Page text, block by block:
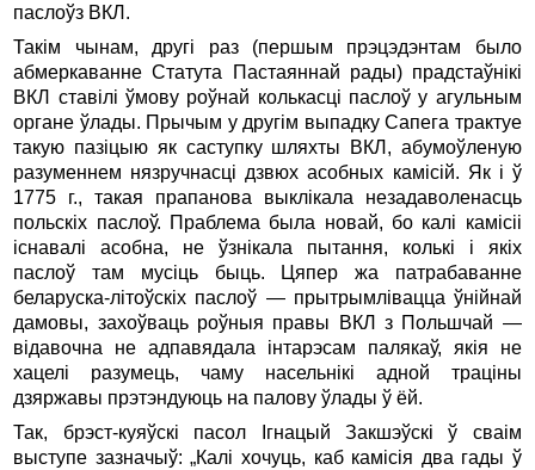
паслоўз ВКЛ.
Такім чынам, другі раз (першым прэцэдэнтам было
абмеркаванне Статута Пастаяннай рады) прадстаўнікі
ВКЛ ставілі ўмову роўнай колькасці паслоў у агульным
органе ўлады. Прычым у другім выпадку Сапега трактуе
такую пазіцыю як саступку шляхты ВКЛ, абумоўленую
разуменнем нязручнасці дзвюх асобных камісій. Як і ў
1775 г., такая прапанова выклікала незадаволенасць
польскіх паслоў. Праблема была новай, бо калі камісіі
існавалі асобна, не ўзнікала пытання, колькі і якіх
паслоў там мусіць быць. Цяпер жа патрабаванне
беларуска-літоўскіх паслоў — прытрымлівацца ўнійнай
дамовы, захоўваць роўныя правы ВКЛ з Польшчай —
відавочна не адпавядала інтарэсам палякаў, якія не
хацелі разумець, чаму насельнікі адной траціны
дзяржавы прэтэндуюць на палову ўлады ў ёй.
Так, брэст-куяўскі пасол Ігнацый Закшэўскі ў сваім
выступе зазначыў: „Калі хочуць, каб камісія два гады ў